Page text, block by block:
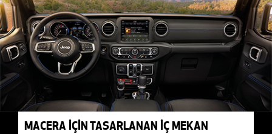
MACERA İÇİN TASARLANAN İÇ MEKAN